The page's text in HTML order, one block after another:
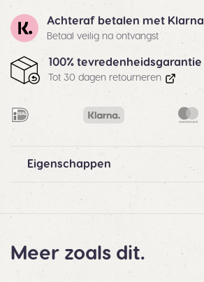
Achteraf betalen met Klarna
Betaal veilig na ontvangst
100% tevredenheidsgarantie
Tot 30 dagen retourneren
Eigenschappen
Meer zoals dit.